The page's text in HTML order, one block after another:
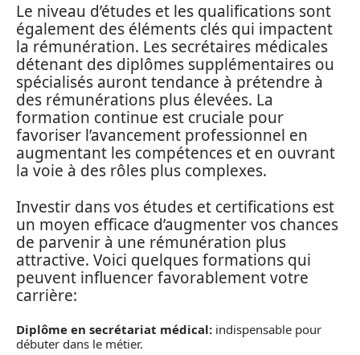
Le niveau d’études et les qualifications sont
également des éléments clés qui impactent
la rémunération. Les secrétaires médicales
détenant des diplômes supplémentaires ou
spécialisés auront tendance à prétendre à
des rémunérations plus élevées. La
formation continue est cruciale pour
favoriser l’avancement professionnel en
augmentant les compétences et en ouvrant
la voie à des rôles plus complexes.
Investir dans vos études et certifications est
un moyen efficace d’augmenter vos chances
de parvenir à une rémunération plus
attractive. Voici quelques formations qui
peuvent influencer favorablement votre
carrière:
Diplôme en secrétariat médical: indispensable pour
débuter dans le métier.